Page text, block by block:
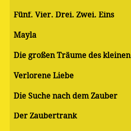
Fünf. Vier. Drei. Zwei. Eins
Mayla
Die großen Träume des
Verlorene Liebe
Die Suche nach dem Zauber
Der Zaubertrank